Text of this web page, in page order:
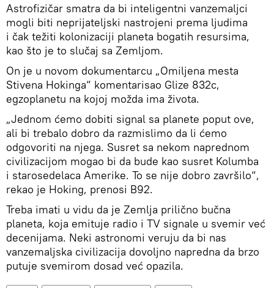
Astrofizičar smatra da bi inteligentni vanzemaljci
mogli biti neprijateljski nastrojeni prema ljudima
i čak težiti kolonizaciji planeta bogatih resursima,
kao što je to slučaj sa Zemljom.
On je u novom dokumentarcu „Omiljena mesta
Stivena Hokinga“ komentarisao Glize 832c,
egzoplanetu na kojoj možda ima života.
„Jednom ćemo dobiti signal sa planete poput ove,
ali bi trebalo dobro da razmislimo da li ćemo
odgovoriti na njega. Susret sa nekom naprednom
civilizacijom mogao bi da bude kao susret Kolumba
i starosedelaca Amerike. To se nije dobro završilo“,
rekao je Hoking, prenosi B92.
Treba imati u vidu da je Zemlja prilično bučna
planeta, koja emituje radio i TV signale u svemir već
decenijama. Neki astronomi veruju da bi nas
vanzemaljska civilizacija dovoljno napredna da brzo
putuje svemirom dosad već opazila.